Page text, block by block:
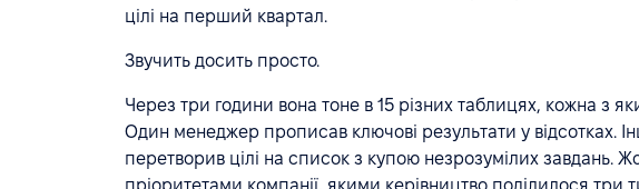
цілі на перший квартал.
Звучить досить просто.
Через три години вона тоне в 15 різних таблицях, кожна з
Один менеджер прописав ключові результати у відсотках.
перетворив цілі на список з купою незрозумілих завдань.
пріоритетами компанії, якими керівництво поділилося три